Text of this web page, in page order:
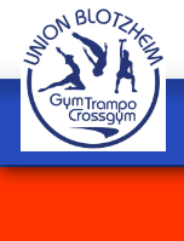
Panneau de gestion